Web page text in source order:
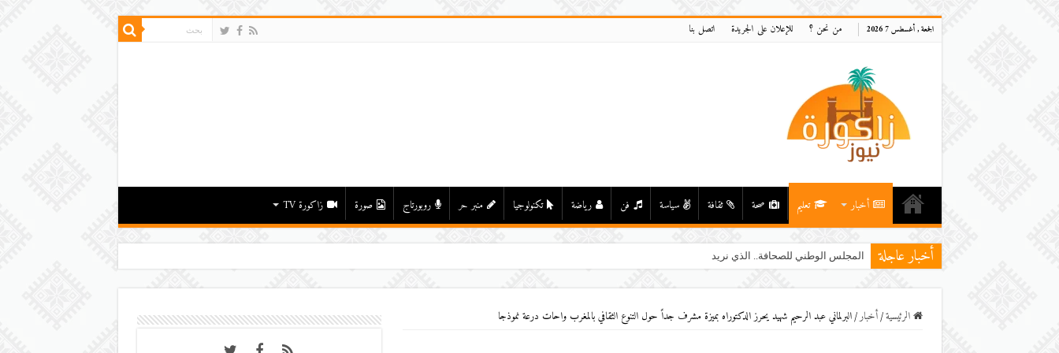
الجمعة , أغسطس 7 2026 من نحن ؟ للإعلان على الجريدة اتصل بنا
أخبار تعليم صحة ثقافة سياسة فن رياضة تكنولوجيا منبر حر روبورتاج صورة زاكورة TV
أخبار عاجلة المجلس الوطني للصحافة.. الذي نريد
الرئيسية/أخبار/البرلماني عبد الرحيم شهيد يحرز الدكتوراه بميزة مشرف جداً حول التنوع الثقافي بالمغرب واحات درعة نموذجا